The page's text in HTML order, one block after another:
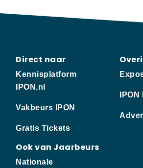
Direct naar
Kennisplatform
IPON.nl
Vakbeurs IPON
Gratis Tickets
Ook van Jaarbeurs
Nationale